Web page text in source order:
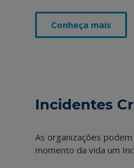
Conheça mais
Incidentes
As organizações
momento da vida um